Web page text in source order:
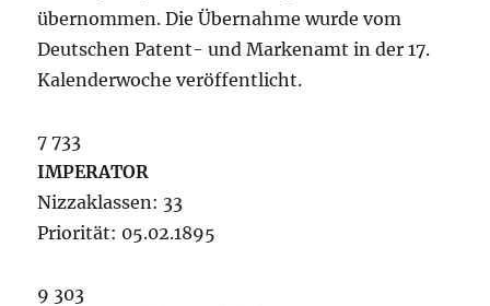
übernommen. Die Übernahme wurde vom
Deutschen Patent- und Markenamt in der 17.
Kalenderwoche veröffentlicht.
7 733
IMPERATOR
Nizzaklassen: 33
Priorität: 05.02.1895
9 303